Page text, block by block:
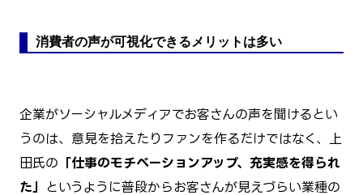
消費者の声が可視化できるメリットは多い
企業がソーシャルメディアでお客さんの声を聞けるとい
うのは、意見を拾えたりファンを作るだけではなく、上
田氏の 「仕事のモチベーションアップ、充実感を得られ
た」
というように普段からお客さんが見えづらい業種の